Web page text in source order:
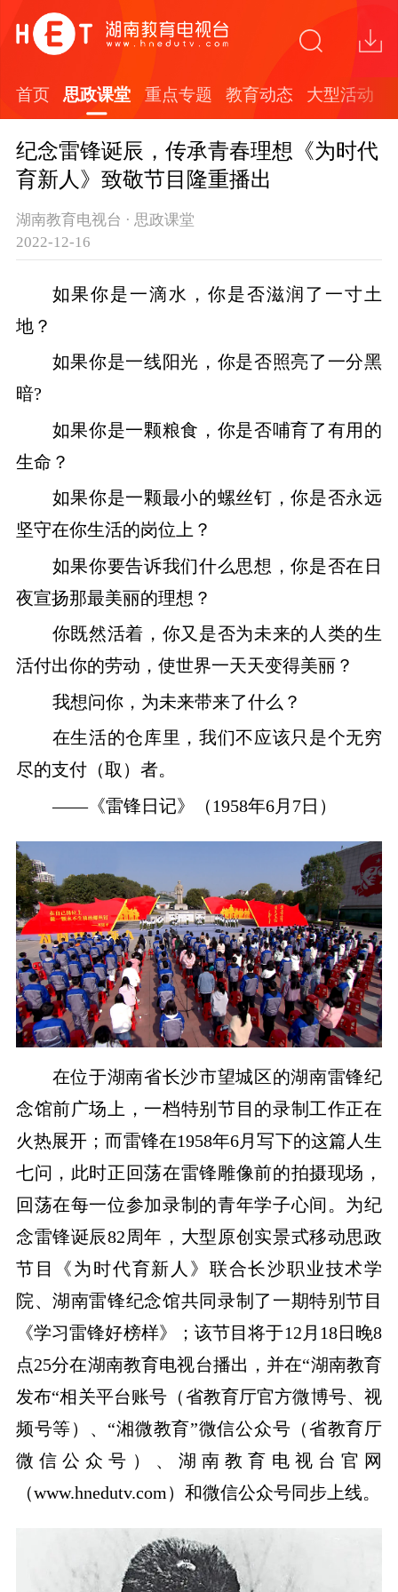
首页 思政课堂 重点专题 教育动态 大型活动
纪念雷锋诞辰，传承青春理想《为时代
育新人》致敬节目隆重播出
湖南教育电视台 · 思政课堂
2022-12-16
如果你是一滴水，你是否滋润了一寸土
地？
如果你是一线阳光，你是否照亮了一分黑
暗?
如果你是一颗粮食，你是否哺育了有用的
生命？
如果你是一颗最小的螺丝钉，你是否永远
坚守在你生活的岗位上？
如果你要告诉我们什么思想，你是否在日
夜宣扬那最美丽的理想？
你既然活着，你又是否为未来的人类的生
活付出你的劳动，使世界一天天变得美丽？
我想问你，为未来带来了什么？
在生活的仓库里，我们不应该只是个无穷
尽的支付（取）者。
——《雷锋日记》（1958年6月7日）
在位于湖南省长沙市望城区的湖南雷锋纪
念馆前广场上，一档特别节目的录制工作正在
火热展开；而雷锋在1958年6月写下的这篇人生
七问，此时正回荡在雷锋雕像前的拍摄现场，
回荡在每一位参加录制的青年学子心间。为纪
念雷锋诞辰82周年，大型原创实景式移动思政
节目《为时代育新人》联合长沙职业技术学
院、湖南雷锋纪念馆共同录制了一期特别节目
《学习雷锋好榜样》；该节目将于12月18日晚8
点25分在湖南教育电视台播出，并在“湖南教育
发布“相关平台账号（省教育厅官方微博号、视
频号等）、“湘微教育”微信公众号（省教育厅
微信公众号）、湖南教育电视台官网
（www.hnedutv.com）和微信公众号同步上线。